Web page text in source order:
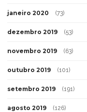
janeiro 2020 (73)
dezembro 2019 (53)
novembro 2019 (63)
outubro 2019 (101)
setembro 2019 (191)
agosto 2019 (126)